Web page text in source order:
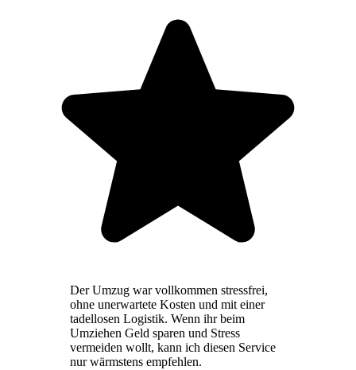
Der Umzug war vollkommen stressfrei,
ohne unerwartete Kosten und mit einer
tadellosen Logistik. Wenn ihr beim
Umziehen Geld sparen und Stress
vermeiden wollt, kann ich diesen Service
nur wärmstens empfehlen.